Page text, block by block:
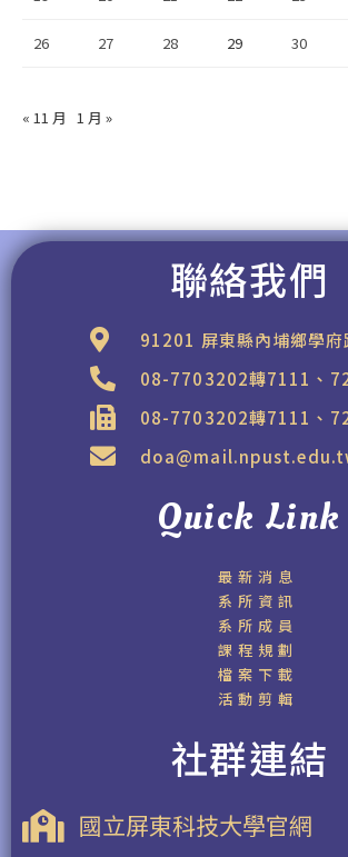
26 27 28 29 30
« 11 月 1 月 »
聯絡我們
91201 屏東縣內埔鄉學
08-7703202轉7111、
08-7703202轉7111、
Quick Link
最新消息
系所資訊
系所成員
課程規劃
檔案下載
活動剪輯
社群連結
國立屏東科技大學官網